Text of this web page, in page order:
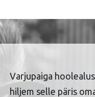
Varjupaiga
hiljem selle päris